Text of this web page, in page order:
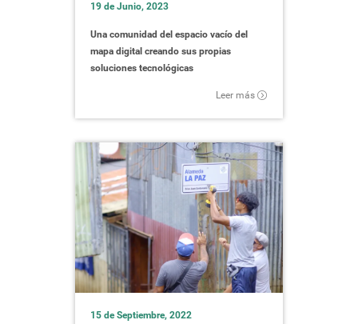
19 de Junio, 2023
Una comunidad del espacio vacío del
mapa digital creando sus propias
soluciones tecnológicas
Leer más
15 de Septiembre, 2022